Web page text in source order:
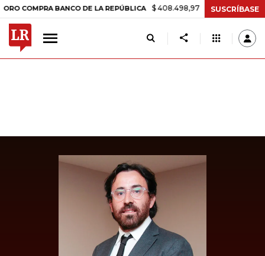
BANCO DE LA REPÚBLICA $ 408.498,97 +$ 8.753,81 +2,19%
SUSCRÍBASE